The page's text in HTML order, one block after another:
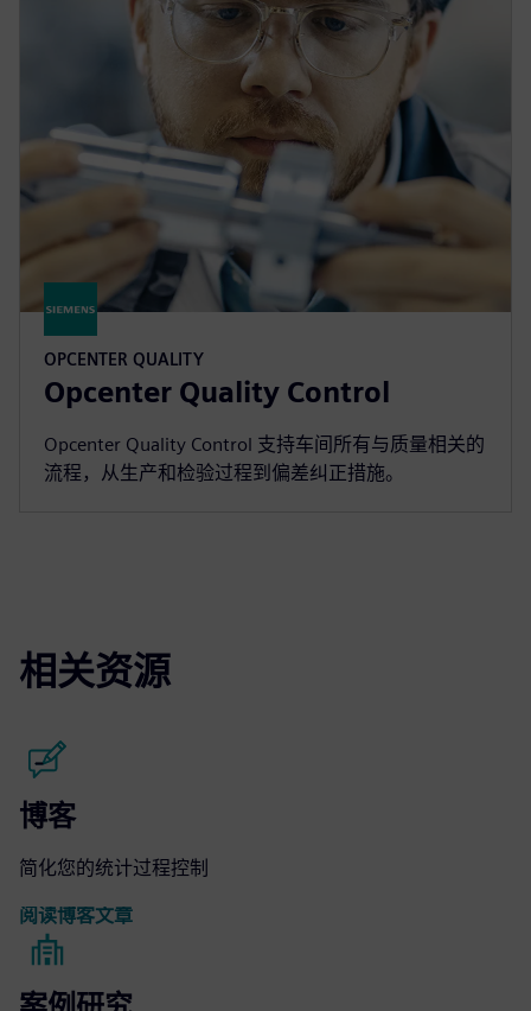
OPCENTER QUALITY
Opcenter Quality Control
Opcenter Quality Control 支持车间所有与质量相关的
流程，从生产和检验过程到偏差纠正措施。
相关资源
博客
简化您的统计过程控制
阅读博客文章